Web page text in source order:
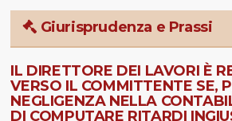
Giurisprudenza e Prassi
IL DIRETTORE DEI LAVORI È
VERSO IL COMMITTENTE SE,
NEGLIGENZA NELLA
DI COMPUTARE RITARDI